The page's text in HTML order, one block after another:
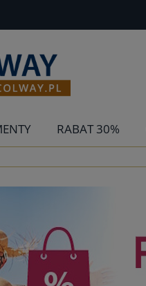
RABAT 30%